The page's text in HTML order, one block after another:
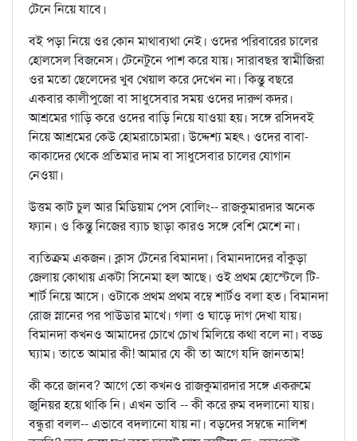
টেনে নিয়ে যাবে।
বই পড়া নিয়ে ওর কোন মাথাব্যথা নেই। ওদের পরিবারের চালের
হোলসেল বিজনেস। টেনেটুনে পাশ করে যায়। সারাবছর স্বামীজিরা
ওর মতো ছেলেদের খুব খেয়াল করে দেখেন না। কিন্তু বছরে
একবার কালীপুজো বা সাধুসেবার সময় ওদের দারুণ কদর।
আশ্রমের গাড়ি করে ওদের বাড়ি নিয়ে যাওয়া হয়। সঙ্গে রসিদবই
নিয়ে আশ্রমের কেউ হোমরাচোমরা। উদ্দেশ্য মহৎ। ওদের বাবা-
কাকাদের থেকে প্রতিমার দাম বা সাধুসেবার চালের যোগান
নেওয়া।
উত্তম কাট চুল আর মিডিয়াম পেস বোলিং-- রাজকুমারদার অনেক
ফ্যান। ও কিন্তু নিজের ব্যাচ ছাড়া কারও সঙ্গে বেশি মেশে না।
ব্যতিক্রম একজন। ক্লাস টেনের বিমানদা। বিমানদাদের বাঁকুড়া
জেলায় কোথায় একটা সিনেমা হল আছে। ওই প্রথম হোস্টেলে টি-
শার্ট নিয়ে আসে। ওটাকে প্রথম প্রথম বম্বে শার্টও বলা হত। বিমানদা
রোজ স্নানের পর পাউডার মাখে। গলা ও ঘাড়ে দাগ দেখা যায়।
বিমানদা কখনও আমাদের চোখে চোখ মিলিয়ে কথা বলে না। বড্ড
ঘ্যাম। তাতে আমার কী! আমার যে কী তা আগে যদি জানতাম!
কী করে জানব? আগে তো কখনও রাজকুমারদার সঙ্গে একরুমে
জুনিয়র হয়ে থাকি নি। এখন ভাবি -- কী করে রুম বদলানো যায়।
বন্ধুরা বলল-- এভাবে বদলানো যায় না। বড়দের সম্বন্ধে নালিশ